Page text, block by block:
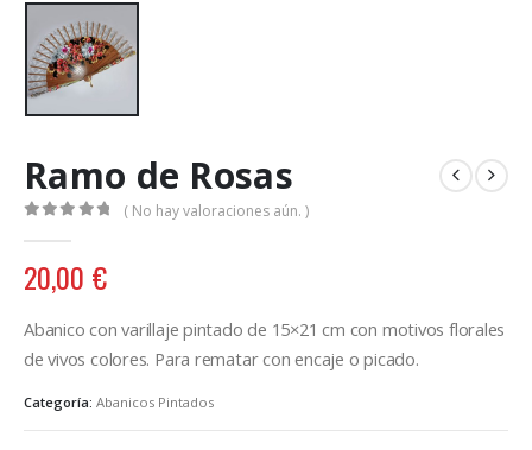
Ramo de Rosas
( No hay valoraciones aún. )
20,00 €
Abanico con varillaje pintado de 15×21 cm con motivos florales
de vivos colores. Para rematar con encaje o picado.
Categoría: Abanicos Pintados